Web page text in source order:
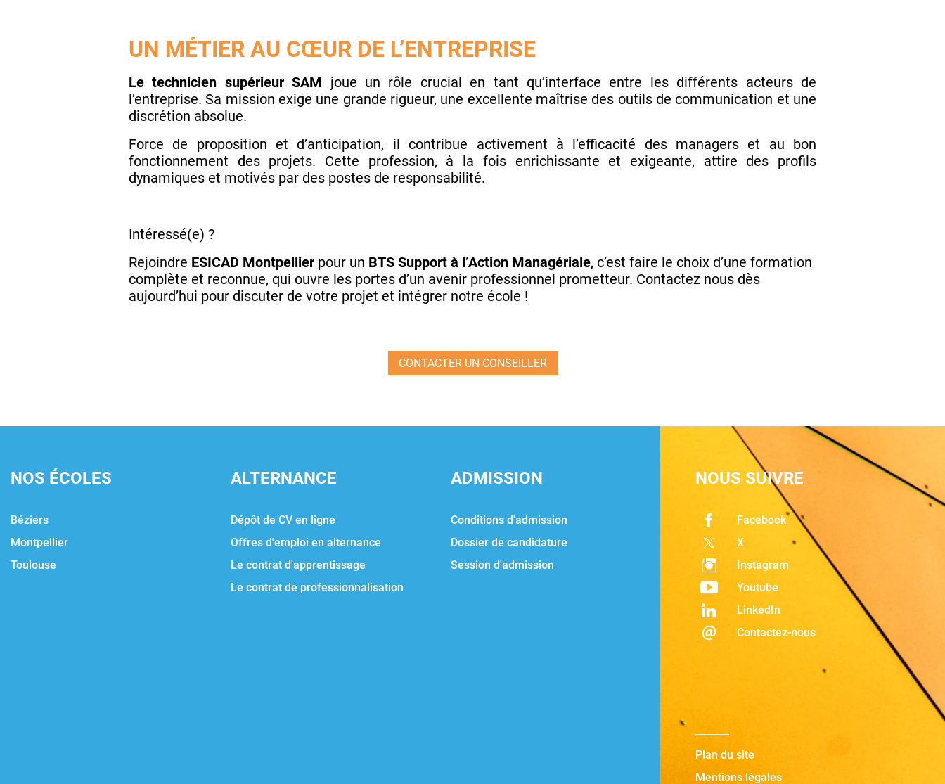
UN MÉTIER AU CŒUR DE L’ENTREPRISE
Le technicien supérieur SAM joue un rôle crucial en tant qu’interface entre les différents acteurs de
l’entreprise. Sa mission exige une grande rigueur, une excellente maîtrise des outils de communication et une
discrétion absolue.
Force de proposition et d’anticipation, il contribue activement à l’efficacité des managers et au bon
fonctionnement des projets. Cette profession, à la fois enrichissante et exigeante, attire des profils
dynamiques et motivés par des postes de responsabilité.
Intéressé(e) ?
Rejoindre ESICAD Montpellier pour un BTS Support à l’Action Managériale, c’est faire le choix d’une formation
complète et reconnue, qui ouvre les portes d’un avenir professionnel prometteur. Contactez nous dès
aujourd’hui pour discuter de votre projet et intégrer notre école !
CONTACTER UN CONSEILLER
NOS ÉCOLES
Béziers
Montpellier
Toulouse
ALTERNANCE
Dépôt de CV en ligne
Offres d'emploi en alternance
Le contrat d'apprentissage
Le contrat de professionnalisation
ADMISSION
Conditions d'admission
Dossier de candidature
Session d'admission
NOUS SUIVRE
Facebook
X
Instagram
Youtube
LinkedIn
Contactez-nous
Plan du site
Mentions légales